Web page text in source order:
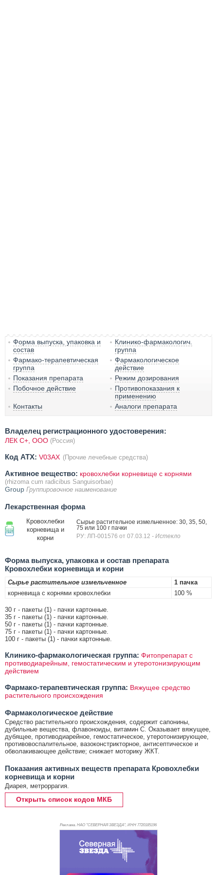
Форма выпуска, упаковка и
состав
Клинико-фармакологич.
группа
Фармако-терапевтическая
группа
Фармакологическое
действие
Показания препарата
Режим дозирования
Побочное действие
Противопоказания к
применению
Контакты
Аналоги препарата
Владелец регистрационного удостоверения:
ЛЕК С+, ООО (Россия)
Код ATX: V03AX (Прочие лечебные средства)
Активное вещество: кровохлебки корневище с корнями
(rhizoma cum radicibus Sanguisorbae)
Group Группировочное наименование
Лекарственная форма
Кровохлебки
корневища и
корни
Сырье растительное измельченное: 30, 35, 50,
75 или 100 г пачки
РУ: ЛП-001576 от 07.03.12 - Истекло
Форма выпуска, упаковка и состав препарата
Кровохлебки корневища и корни
Сырье растительное измельченное
1 пачка
корневища с корнями кровохлебки
100 %
30 г - пакеты (1) - пачки картонные.
35 г - пакеты (1) - пачки картонные.
50 г - пакеты (1) - пачки картонные.
75 г - пакеты (1) - пачки картонные.
100 г - пакеты (1) - пачки картонные.
Клинико-фармакологическая группа: Фитопрепарат с
противодиарейным, гемостатическим и утеротонизирующим
действием
Фармако-терапевтическая группа: Вяжущее средство
растительного происхождения
Фармакологическое действие
Средство растительного происхождения, содержит сапонины,
дубильные вещества, флавоноиды, витамин С. Оказывает вяжущее,
дубящее, противодиарейное, гемостатическое, утеротонизирующее,
противовоспалительное, вазоконстрикторное, антисептическое и
обволакивающее действие; снижает моторику ЖКТ.
Показания активных веществ препарата Кровохлебки
корневища и корни
Диарея, метроррагия.
Открыть список кодов МКБ
Реклама. НАО "СЕВЕРНАЯ ЗВЕЗДА", ИНН 7720185196